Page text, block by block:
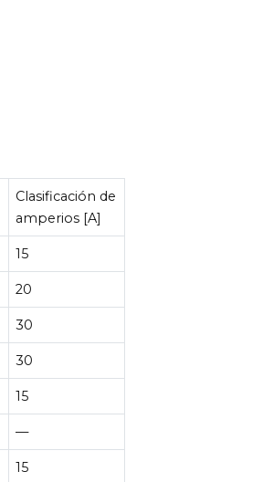
Clasificación de
amperios [A]
15
20
30
30
15
—
15